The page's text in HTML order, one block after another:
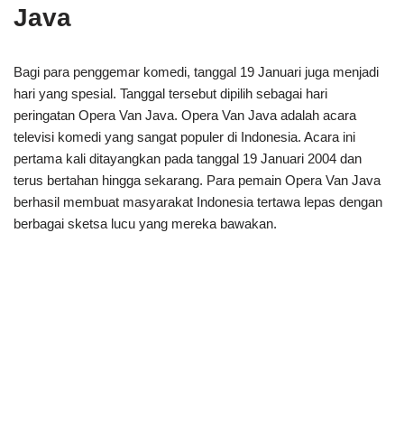
Java
Bagi para penggemar komedi, tanggal 19 Januari juga menjadi
hari yang spesial. Tanggal tersebut dipilih sebagai hari
peringatan Opera Van Java. Opera Van Java adalah acara
televisi komedi yang sangat populer di Indonesia. Acara ini
pertama kali ditayangkan pada tanggal 19 Januari 2004 dan
terus bertahan hingga sekarang. Para pemain Opera Van Java
berhasil membuat masyarakat Indonesia tertawa lepas dengan
berbagai sketsa lucu yang mereka bawakan.